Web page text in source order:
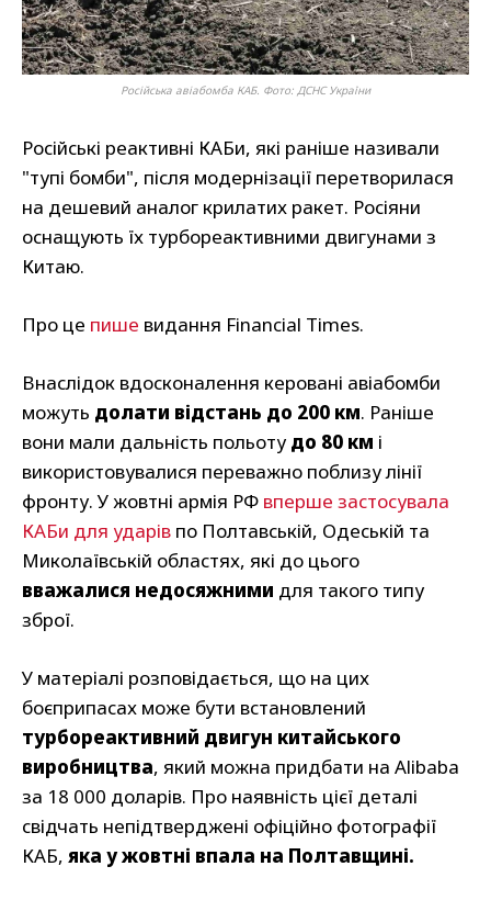
Російська авіабомба КАБ. Фото: ДСНС України
Російські реактивні КАБи, які раніше називали
"тупі бомби", після модернізації перетворилася
на дешевий аналог крилатих ракет. Росіяни
оснащують їх турбореактивними двигунами з
Китаю.
Про це пише видання Financial Times.
Внаслідок вдосконалення керовані авіабомби
можуть долати відстань до 200 км. Раніше
вони мали дальність польоту до 80 км і
використовувалися переважно поблизу лінії
фронту. У жовтні армія РФ вперше застосувала
КАБи для ударів по Полтавській, Одеській та
Миколаївській областях, які до цього
вважалися недосяжними для такого типу
зброї.
У матеріалі розповідається, що на цих
боєприпасах може бути встановлений
турбореактивний двигун китайського
виробництва, який можна придбати на Alibaba
за 18 000 доларів. Про наявність цієї деталі
свідчать непідтверджені офіційно фотографії
КАБ, яка у жовтні впала на Полтавщині.